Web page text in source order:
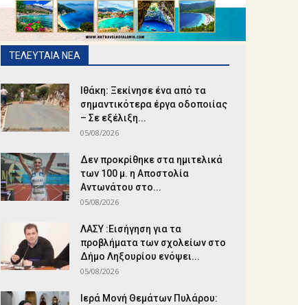
ΤΕΛΕΥΤΑΙΑ ΝΕΑ
Ιθάκη: Ξεκίνησε ένα από τα
σημαντικότερα έργα οδοποιίας
– Σε εξέλιξη...
05/08/2026
Δεν προκρίθηκε στα ημιτελικά
των 100 μ. η Αποστολία
Αντωνάτου στο...
05/08/2026
ΛΑΣΥ :Εισήγηση για τα
προβλήματα των σχολείων στο
Δήμο Ληξουρίου ενόψει...
05/08/2026
Ιερά Μονή Θεμάτων Πυλάρου: